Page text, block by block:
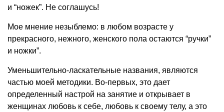
и “ножек”. Не соглашусь!
Мое мнение незыблемо: в любом возрасте у
прекрасного, нежного, женского пола остаются “ручки”
и ножки”.
Уменьшительно-ласкательные названия, являются
частью моей методики. Во-первых, это дает
определенный настрой на занятие и открывает в
женщинах любовь к себе, любовь к своему телу, а это